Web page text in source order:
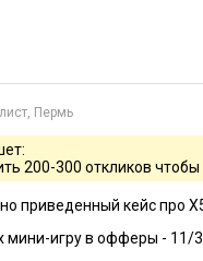
склада и
такой
резюме в сутки. Выбрав
претендентов и
от места
таков: он звонит
ответе
на работу, а
районе.
Пермь
200-300 откликов
приведенный кейс про
мини-игру в офферы - 11/